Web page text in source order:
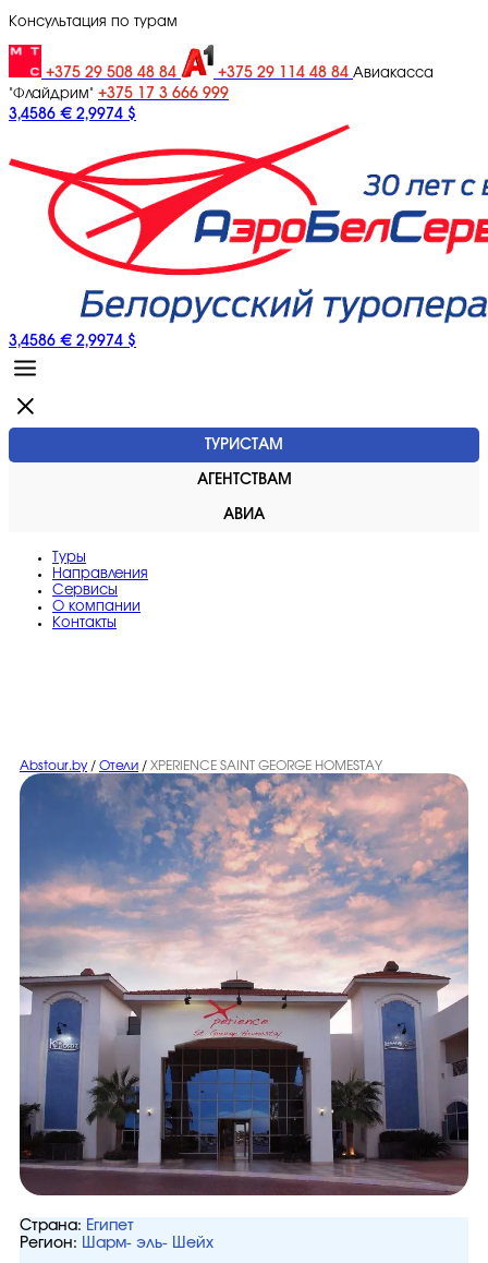
Консультация по турам
+375 29 508 48 84 +375 29 114 48 84 Авиакасса
"Флайдрим" +375 17 3 666 999
3,4586 € 2,9974 $
3,4586 € 2,9974 $
ТУРИСТАМ
АГЕНТСТВАМ
АВИА
Туры
Направления
Сервисы
O компании
Контакты
Abstour.by / Отели / XPERIENCE SAINT GEORGE HOMESTAY
Страна: Египет
Регион: Шарм- эль- Шейх